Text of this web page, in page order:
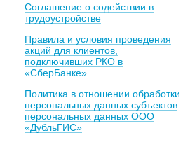
Соглашение о содействии в
трудоустройстве
Правила и условия проведения
акций для клиентов,
подключивших РКО в
«СберБанке»
Политика в отношении обработки
персональных данных субъектов
персональных данных ООО
«ДубльГИС»